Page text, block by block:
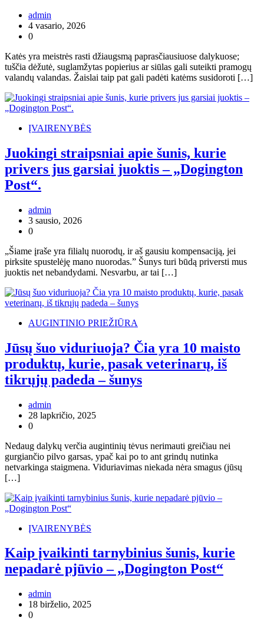
admin
4 vasario, 2026
0
Katės yra meistrės rasti džiaugsmą paprasčiausiuose dalykuose;
tuščia dėžutė, suglamžytas popierius ar siūlas gali suteikti pramogų
valandų valandas. Žaislai taip pat gali padėti katėms susidoroti […]
ĮVAIRENYBĖS
Juokingi straipsniai apie šunis, kurie
privers jus garsiai juoktis – „Dogington
Post“.
admin
3 sausio, 2026
0
„Šiame įraše yra filialų nuorodų, ir aš gausiu kompensaciją, jei
pirksite spustelėję mano nuorodas.” Šunys turi būdą priversti mus
juoktis net nebandydami. Nesvarbu, ar tai […]
AUGINTINIO PRIEŽIŪRA
Jūsų šuo viduriuoja? Čia yra 10 maisto
produktų, kurie, pasak veterinarų, iš
tikrųjų padeda – šunys
admin
28 lapkričio, 2025
0
Nedaug dalykų verčia augintinių tėvus nerimauti greičiau nei
gurgiančio pilvo garsas, ypač kai po to ant grindų nutinka
netvarkinga staigmena. Viduriavimas niekada nėra smagus (jūsų
[…]
ĮVAIRENYBĖS
Kaip įvaikinti tarnybinius šunis, kurie
nepadarė pjūvio – „Dogington Post“
admin
18 birželio, 2025
0